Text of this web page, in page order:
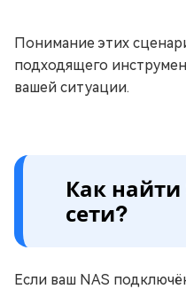
Понимание этих
подходящего
вашей ситуации.
Как найти
сети?
Если ваш NAS